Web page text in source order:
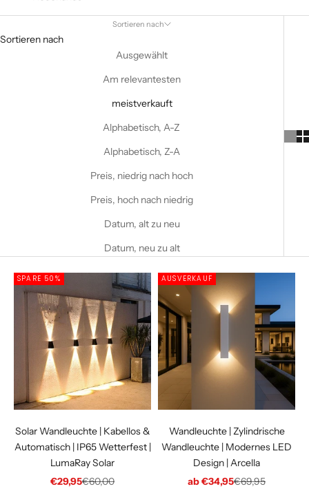
Sortieren nach
Sortieren nach
Ausgewählt
Am relevantesten
meistverkauft
Alphabetisch, A-Z
Alphabetisch, Z-A
Preis, niedrig nach hoch
Preis, hoch nach niedrig
Datum, alt zu neu
Datum, neu zu alt
SPARE 50%
Solar Wandleuchte | Kabellos &
Automatisch | IP65 Wetterfest |
LumaRay Solar
Angebot
€29,95Regulärer Preis
€60,00
AUSVERKAUF
Wandleuchte | Zylindrische
Wandleuchte | Modernes LED
Design | Arcella
Angebot
ab €34,95Regulärer Preis
€69,95